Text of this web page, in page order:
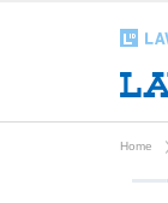
Home